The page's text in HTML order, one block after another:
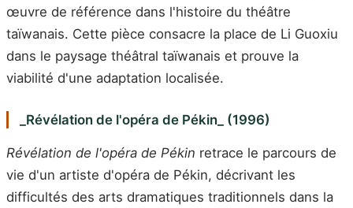
œuvre de référence dans l'histoire du théâtre
taïwanais. Cette pièce consacre la place de Li Guoxiu
dans le paysage théâtral taïwanais et prouve la
viabilité d'une adaptation localisée.
_Révélation de l'opéra de Pékin_ (1996)
Révélation de l'opéra de Pékin retrace le parcours de
vie d'un artiste d'opéra de Pékin, décrivant les
difficultés des arts dramatiques traditionnels dans la